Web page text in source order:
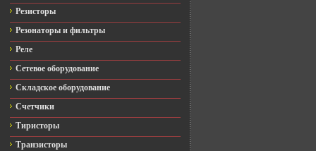
Резисторы
Резонаторы и фильтры
Реле
Сетевое оборудование
Складское оборудование
Счетчики
Тиристоры
Транзисторы